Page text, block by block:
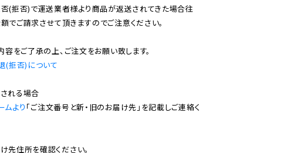
(拒否)で運送業者様より商品が返送されてきた場合往
でご請求させて頂きますのでご注意ください。
(拒否)について
ムより 「ご注文番号と新・旧のお届け先」を記載しご連絡く
住所を確認ください。